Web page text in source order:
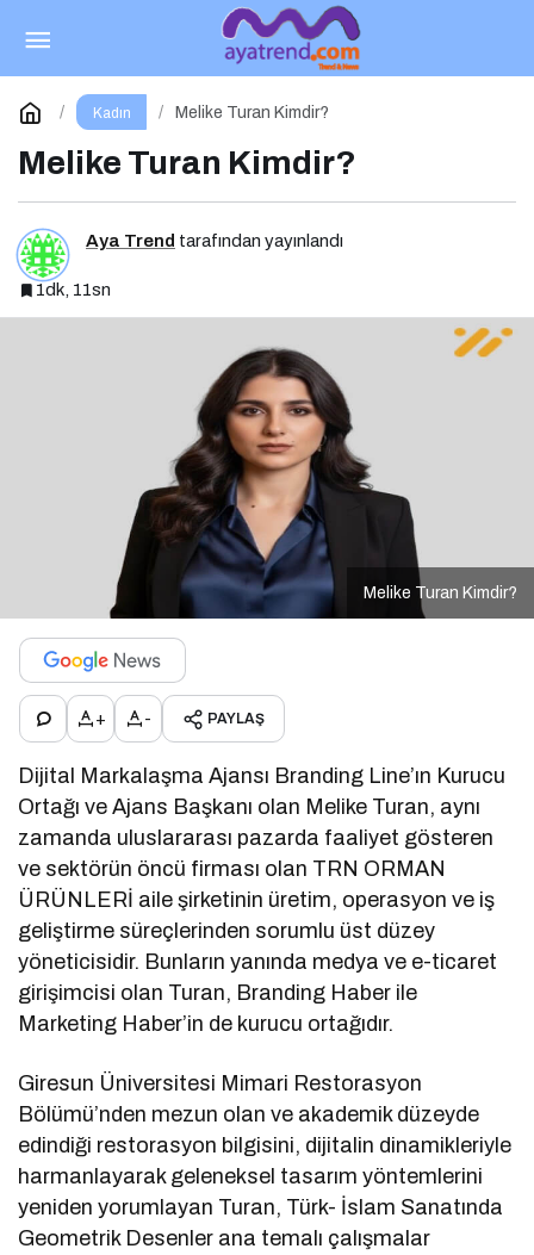
Kadın Melike Turan Kimdir?
Melike Turan Kimdir?
Aya Trend tarafından yayınlandı
1dk, 11sn
Melike Turan Kimdir?
+ - PAYLAŞ
Dijital Markalaşma Ajansı Branding Line’ın Kurucu
Ortağı ve Ajans Başkanı olan Melike Turan, aynı
zamanda uluslararası pazarda faaliyet gösteren
ve sektörün öncü firması olan TRN ORMAN
ÜRÜNLERİ aile şirketinin üretim, operasyon ve iş
geliştirme süreçlerinden sorumlu üst düzey
yöneticisidir. Bunların yanında medya ve e-ticaret
girişimcisi olan Turan, Branding Haber ile
Marketing Haber’in de kurucu ortağıdır.
Giresun Üniversitesi Mimari Restorasyon
Bölümü’nden mezun olan ve akademik düzeyde
edindiği restorasyon bilgisini, dijitalin dinamikleriyle
harmanlayarak geleneksel tasarım yöntemlerini
yeniden yorumlayan Turan, Türk- İslam Sanatında
Geometrik Desenler ana temalı çalışmalar
KAGİDER Momentum Programı Kadın
Girişimcilerin Gücüne Güç Katıyor
Yorum Yap